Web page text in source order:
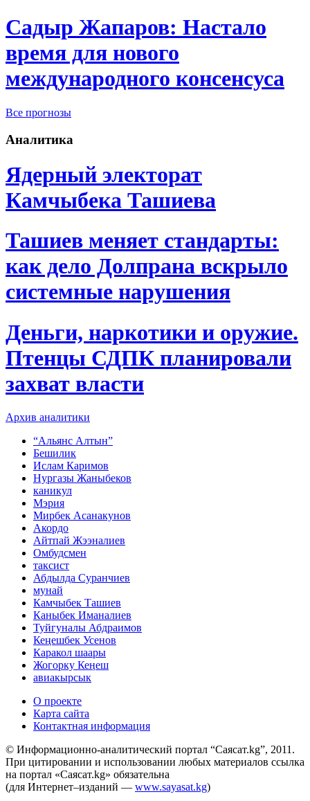
Садыр Жапаров: Настало
время для нового
международного консенсуса
Все прогнозы
Аналитика
Ядерный электорат
Камчыбека Ташиева
Ташиев меняет стандарты:
как дело Долпрана вскрыло
системные нарушения
Деньги, наркотики и оружие.
Птенцы СДПК планировали
захват власти
Архив аналитики
“Альянс Алтын”
Бешилик
Ислам Каримов
Нургазы Жаныбеков
каникул
Мэрия
Мирбек Асанакунов
Акордо
Айтпай Жээналиев
Омбудсмен
таксист
Абдылда Суранчиев
мунай
Камчыбек Ташиев
Каныбек Иманалиев
Туйгуналы Абдраимов
Кеңешбек Усенов
Каракол шаары
Жогорку Кеӊеш
авиакырсык
О проекте
Карта сайта
Контактная информация
© Информационно-аналитический портал “Саясат.kg”, 2011.
При цитировании и использовании любых материалов ссылка
на портал «Саясат.kg» обязательна
(для Интернет–изданий — www.sayasat.kg)